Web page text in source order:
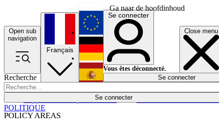
Ga naar de hoofdinhoud
Open sub
navigation
Close menu
Recherche
Se connecter
POLICY AREAS
Économie
Français
English
Deutsch
Español
Se connecter
Vous êtes déconnecté.
Se connecter
POLITIQUE